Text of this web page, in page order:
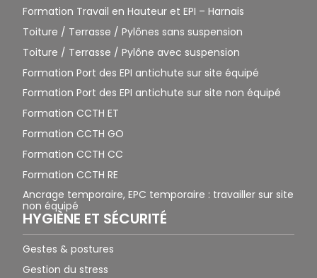
Formation Travail en Hauteur et EPI – Harnais
Toiture / Terrasse / Pylônes sans suspension
Toiture / Terrasse / Pylône avec suspension
Formation Port des EPI antichute sur site équipé
Formation Port des EPI antichute sur site non équipé
Formation CCTH ET
Formation CCTH GO
Formation CCTH CC
Formation CCTH RE
Ancrage temporaire, EPC temporaire : travailler sur site
non équipé
HYGIÈNE ET SÉCURITÉ
Gestes & postures
Gestion du stress